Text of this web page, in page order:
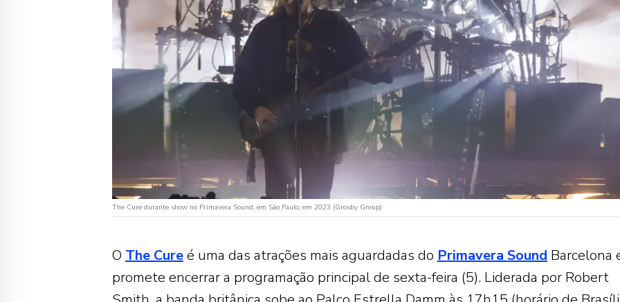
The Cure durante show no Primavera Sound, em São Paulo, em 2023 (Grosby Group)
O The Cureé uma das atrações mais aguardadas do Primavera Sound Barcelona
promete encerrar a programação principal de sexta-feira (5). Liderada por Robert